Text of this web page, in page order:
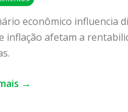
econômico influencia
inflação afetam a
→